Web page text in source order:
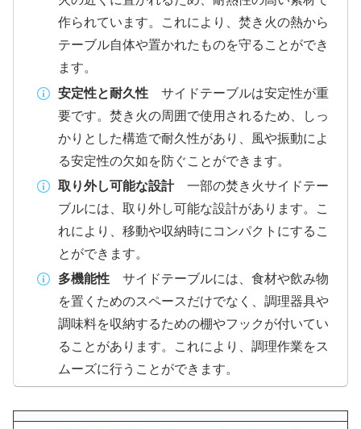
作られています。これにより、焚き火の熱から
テーブル自体や置かれたものを守ることができ
ます。
安定性と耐久性サイドテーブルは安定性が重
要です。焚き火の周囲で使用されるため、しっ
かりとした構造で耐久性があり、風や振動によ
る安定性の欠如を防ぐことができます。
取り外し可能な設計一部の焚き火サイドテー
ブルには、取り外し可能な設計があります。こ
れにより、移動や収納時にコンパクトにするこ
とができます。
多機能性サイドテーブルには、食材や飲み物
を置くためのスペースだけでなく、調理器具や
調味料を収納するための棚やフックが付いてい
ることがあります。これにより、調理作業をス
ムーズに行うことができます。